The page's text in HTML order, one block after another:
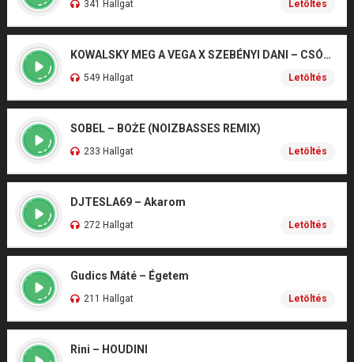
341 Hallgat Letöltés
KOWALSKY MEG A VEGA X SZEBÉNYI DANI – CSÓNAK
549 Hallgat Letöltés
SOBEL – BOŻE (NOIZBASSES REMIX)
233 Hallgat Letöltés
DJTESLA69 – Akarom
272 Hallgat Letöltés
Gudics Máté – Égetem
211 Hallgat Letöltés
Rini – HOUDINI